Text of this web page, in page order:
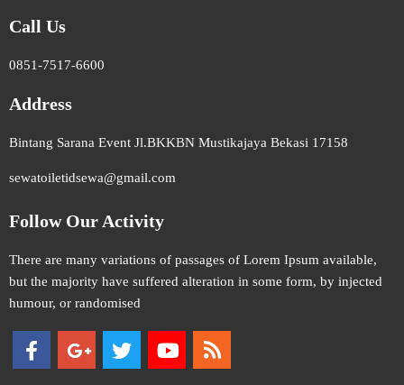
Call Us
0851-7517-6600
Address
Bintang Sarana Event Jl.BKKBN Mustikajaya Bekasi 17158
sewatoiletidsewa@gmail.com
Follow Our Activity
There are many variations of passages of Lorem Ipsum available,
but the majority have suffered alteration in some form, by injected
humour, or randomised